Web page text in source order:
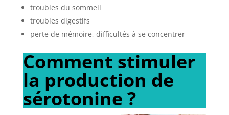
troubles du sommeil
troubles digestifs
perte de mémoire, difficultés à se concentrer
Comment stimuler
la production de
sérotonine ?